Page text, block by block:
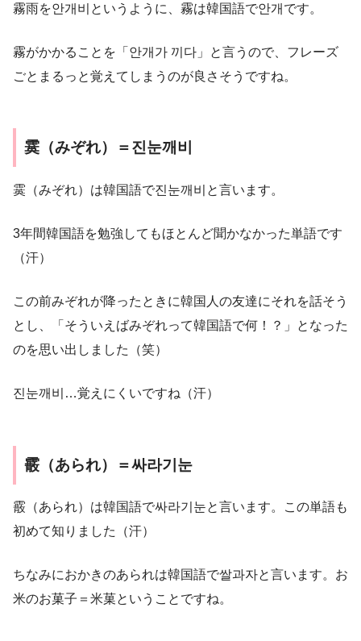
霧雨を안개비というように、霧は韓国語で안개です。
霧がかかることを「안개가 끼다」と言うので、フレーズ
ごとまるっと覚えてしまうのが良さそうですね。
霙（みぞれ）＝진눈깨비
霙（みぞれ）は韓国語で진눈깨비と言います。
3年間韓国語を勉強してもほとんど聞かなかった単語です
（汗）
この前みぞれが降ったときに韓国人の友達にそれを話そう
とし、「そういえばみぞれって韓国語で何！？」となった
のを思い出しました（笑）
진눈깨비…覚えにくいですね（汗）
霰（あられ）＝싸라기눈
霰（あられ）は韓国語で싸라기눈と言います。この単語も
初めて知りました（汗）
ちなみにおかきのあられは韓国語で쌀과자と言います。お
米のお菓子＝米菓ということですね。